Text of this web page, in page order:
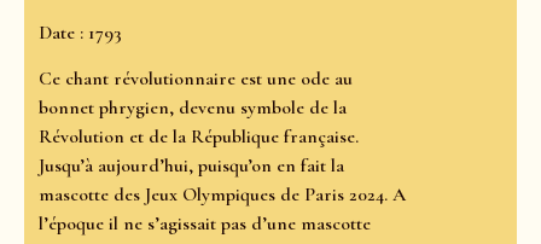
Date : 1793
Ce chant révolutionnaire est une ode au
bonnet phrygien, devenu symbole de la
Révolution et de la République française.
Jusqu’à aujourd’hui, puisqu’on en fait la
mascotte des Jeux Olympiques de Paris 2024. A
l’époque il ne s’agissait pas d’une mascotte